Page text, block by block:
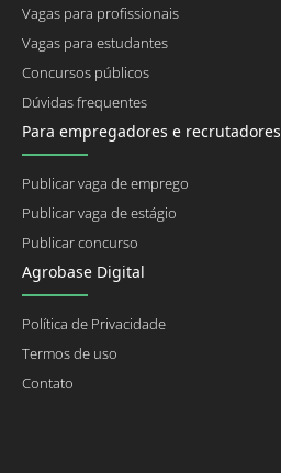
Vagas para profissionais
Vagas para estudantes
Concursos públicos
Dúvidas frequentes
Para empregadores e recrutadores
Publicar vaga de emprego
Publicar vaga de estágio
Publicar concurso
Agrobase Digital
Política de Privacidade
Termos de uso
Contato